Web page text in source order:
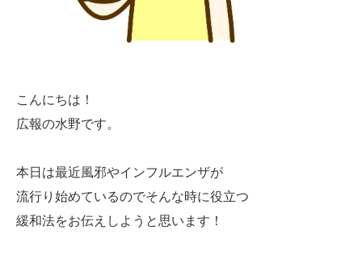
こんにちは！
広報の水野です。
本日は最近風邪やインフルエンザが
流行り始めているのでそんな時に役立つ
緩和法をお伝えしようと思います！